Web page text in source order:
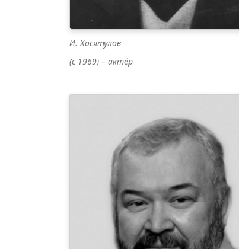
И. Хосятулов
(с 1969) – актёр